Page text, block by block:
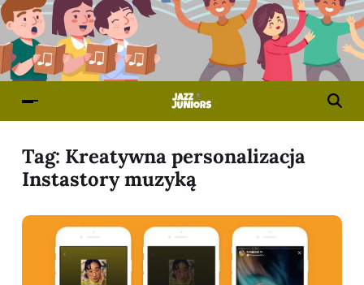
Tag: Kreatywna personalizacja
Instastory muzyką